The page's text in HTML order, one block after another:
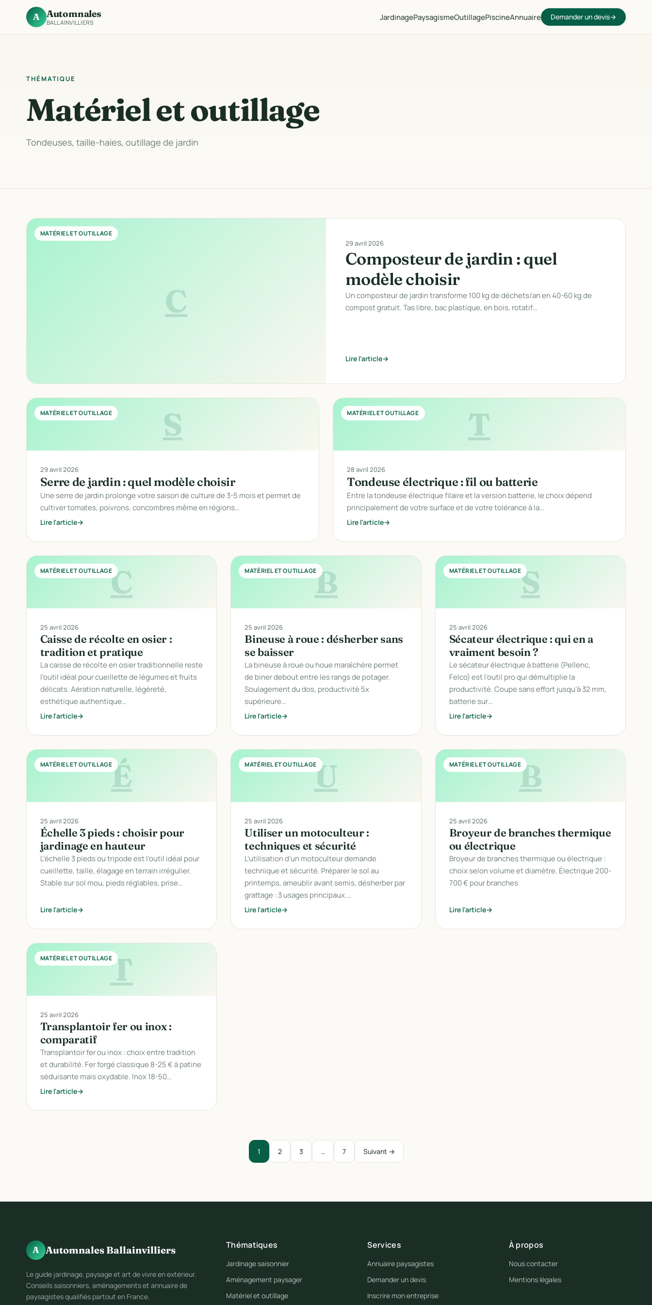
A Automnales
BALLAINVILLIERS
JardinagePaysagismeOutillagePiscineAnnuaire Demander un devis
THÉMATIQUE
Matériel et outillage
Tondeuses, taille-haies, outillage de jardin
C
MATÉRIEL ET OUTILLAGE
29 avril 2026
Composteur de jardin : quel
modèle choisir
Un composteur de jardin transforme 100 kg de déchets/an en 40-60 kg de
compost gratuit. Tas libre, bac plastique, en bois, rotatif…
Lire l'article
S
MATÉRIEL ET OUTILLAGE
29 avril 2026
Serre de jardin : quel modèle choisir
Une serre de jardin prolonge votre saison de culture de 3-5 mois et permet de
cultiver tomates, poivrons, concombres même en régions…
Lire l'article
T
MATÉRIEL ET OUTILLAGE
28 avril 2026
Tondeuse électrique : fil ou batterie
Entre la tondeuse électrique filaire et la version batterie, le choix dépend
principalement de votre surface et de votre tolérance à la…
Lire l'article
C
MATÉRIEL ET OUTILLAGE
25 avril 2026
Caisse de récolte en osier :
tradition et pratique
La caisse de récolte en osier traditionnelle reste
l’outil idéal pour cueillette de légumes et fruits
délicats. Aération naturelle, légèreté,
esthétique authentique…
Lire l'article
B
MATÉRIEL ET OUTILLAGE
25 avril 2026
Bineuse à roue : désherber sans
se baisser
La bineuse à roue ou houe maraîchère permet
de biner debout entre les rangs de potager.
Soulagement du dos, productivité 5x
supérieure…
Lire l'article
S
MATÉRIEL ET OUTILLAGE
25 avril 2026
Sécateur électrique : qui en a
vraiment besoin ?
Le sécateur électrique à batterie (Pellenc,
Felco) est l’outil pro qui démultiplie la
productivité. Coupe sans effort jusqu’à 32 mm,
batterie sur…
Lire l'article
É
MATÉRIEL ET OUTILLAGE
25 avril 2026
Échelle 3 pieds : choisir pour
jardinage en hauteur
L’échelle 3 pieds ou tripode est l’outil idéal pour
cueillette, taille, élagage en terrain irrégulier.
Stable sur sol mou, pieds réglables, prise…
Lire l'article
U
MATÉRIEL ET OUTILLAGE
25 avril 2026
Utiliser un motoculteur :
techniques et sécurité
L’utilisation d’un motoculteur demande
technique et sécurité. Préparer le sol au
printemps, ameublir avant semis, désherber par
grattage : 3 usages principaux.…
Lire l'article
B
MATÉRIEL ET OUTILLAGE
25 avril 2026
Broyeur de branches thermique
ou électrique
Broyeur de branches thermique ou électrique :
choix selon volume et diamètre. Électrique 200-
700 € pour branches
Lire l'article
T
MATÉRIEL ET OUTILLAGE
25 avril 2026
Transplantoir fer ou inox :
comparatif
Transplantoir fer ou inox : choix entre tradition
et durabilité. Fer forgé classique 8-25 € à patine
séduisante mais oxydable. Inox 18-50…
Lire l'article
1 2 3 … 7 Suivant →
A Automnales Ballainvilliers
Le guide jardinage, paysage et art de vivre en extérieur.
Conseils saisonniers, aménagements et annuaire de
paysagistes qualifiés partout en France.
Thématiques
Jardinage saisonnier
Aménagement paysager
Matériel et outillage
Services
Annuaire paysagistes
Demander un devis
Inscrire mon entreprise
À propos
Nous contacter
Mentions légales